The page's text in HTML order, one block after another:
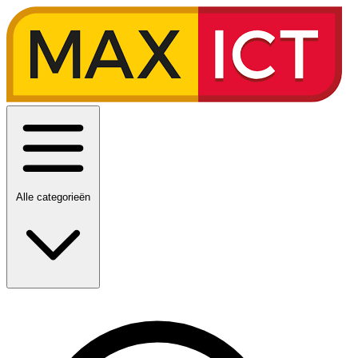
Alle categorieën